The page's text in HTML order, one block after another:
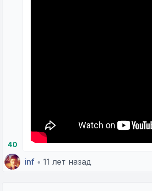
40
inf • 11 лет назад